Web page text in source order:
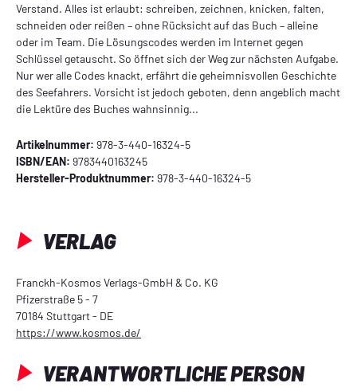
Verstand. Alles ist erlaubt: schreiben, zeichnen, knicken, falten,
schneiden oder reißen – ohne Rücksicht auf das Buch – alleine
oder im Team. Die Lösungscodes werden im Internet gegen
Schlüssel getauscht. So öffnet sich der Weg zur nächsten Aufgabe.
Nur wer alle Codes knackt, erfährt die geheimnisvollen Geschichte
des Seefahrers. Vorsicht ist jedoch geboten, denn angeblich macht
die Lektüre des Buches wahnsinnig...
Artikelnummer: 978-3-440-16324-5
ISBN/EAN: 9783440163245
Hersteller-Produktnummer: 978-3-440-16324-5
VERLAG
Franckh-Kosmos Verlags-GmbH & Co. KG
Pfizerstraße 5 - 7
70184 Stuttgart - DE
https://www.kosmos.de/
VERANTWORTLICHE PERSON